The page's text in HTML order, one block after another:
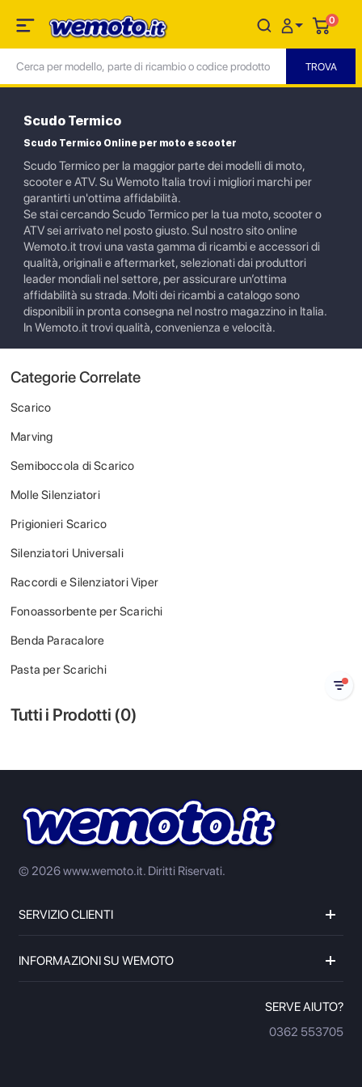
0
Scudo Termico
Scudo Termico Online per moto e scooter
Scudo Termico per la maggior parte dei modelli di moto,
scooter e ATV. Su Wemoto Italia trovi i migliori marchi per
garantirti un'ottima affidabilità.
Se stai cercando Scudo Termico per la tua moto, scooter o
ATV sei arrivato nel posto giusto. Sul nostro sito online
Wemoto.it trovi una vasta gamma di ricambi e accessori di
qualità, originali e aftermarket, selezionati dai produttori
leader mondiali nel settore, per assicurare un’ottima
affidabilità su strada. Molti dei ricambi a catalogo sono
disponibili in pronta consegna nel nostro magazzino in Italia.
In Wemoto.it trovi qualità, convenienza e velocità.
Categorie Correlate
Scarico
Marving
Semiboccola di Scarico
Molle Silenziatori
Prigionieri Scarico
Silenziatori Universali
Raccordi e Silenziatori Viper
Fonoassorbente per Scarichi
Benda Paracalore
Pasta per Scarichi
Tutti i Prodotti (0)
© 2026 www.wemoto.it. Diritti Riservati.
SERVIZIO CLIENTI
INFORMAZIONI SU WEMOTO
SERVE AIUTO?
0362 553705